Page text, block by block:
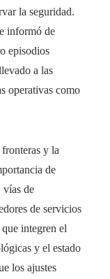
la seguridad.
informó de
episodios
a las
operativas como
y la
de
vías de
de servicios
integren el
y el estado
los ajustes